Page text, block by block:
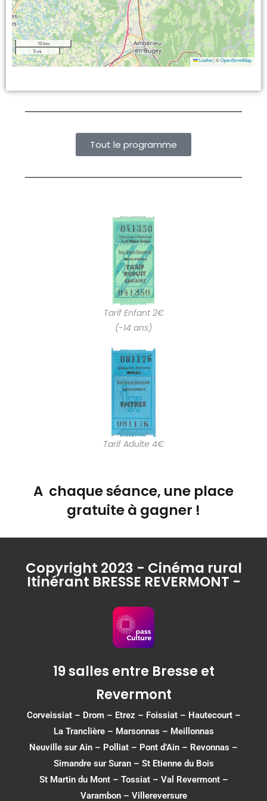
10 km
5 mi
Leaflet |©OpenStreetMap
Tout le programme
Tarif Enfant 2€
(-14 ans)
Tarif Adulte 4€
A chaque séance, une place
gratuite à gagner !
Copyright 2023 - Cinéma rural
Itinérant BRESSE REVERMONT -
19 salles entre Bresse et
Revermont
Corveissiat– Drom– Etrez – Foissiat– Hautecourt–
La Tranclière – Marsonnas – Meillonnas
Neuville sur Ain – Polliat – Pont d’Ain – Revonnas –
Simandre sur Suran– St Etienne du Bois
St Martin du Mont– Tossiat– Val Revermont–
Varambon– Villereversure